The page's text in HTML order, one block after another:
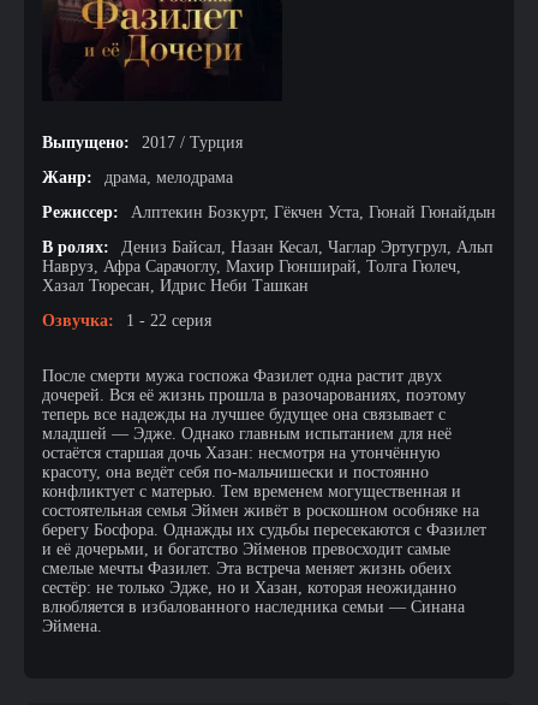
Выпущено:
2017 / Турция
Жанр:
драма, мелодрама
Режиссер:
Алптекин Бозкурт, Гёкчен Уста, Гюнай Гюнайдын
В ролях:
Дениз Байсал, Назан Кесал, Чаглар Эртугрул, Альп
Навруз, Афра Сарачоглу, Махир Гюнширай, Толга Гюлеч,
Хазал Тюресан, Идрис Неби Ташкан
Озвучка:
1 - 22 серия
После смерти мужа госпожа Фазилет одна растит двух
дочерей. Вся её жизнь прошла в разочарованиях, поэтому
теперь все надежды на лучшее будущее она связывает с
младшей — Эдже. Однако главным испытанием для неё
остаётся старшая дочь Хазан: несмотря на утончённую
красоту, она ведёт себя по-мальчишески и постоянно
конфликтует с матерью. Тем временем могущественная и
состоятельная семья Эймен живёт в роскошном особняке на
берегу Босфора. Однажды их судьбы пересекаются с Фазилет
и её дочерьми, и богатство Эйменов превосходит самые
смелые мечты Фазилет. Эта встреча меняет жизнь обеих
сестёр: не только Эдже, но и Хазан, которая неожиданно
влюбляется в избалованного наследника семьи — Синана
Эймена.